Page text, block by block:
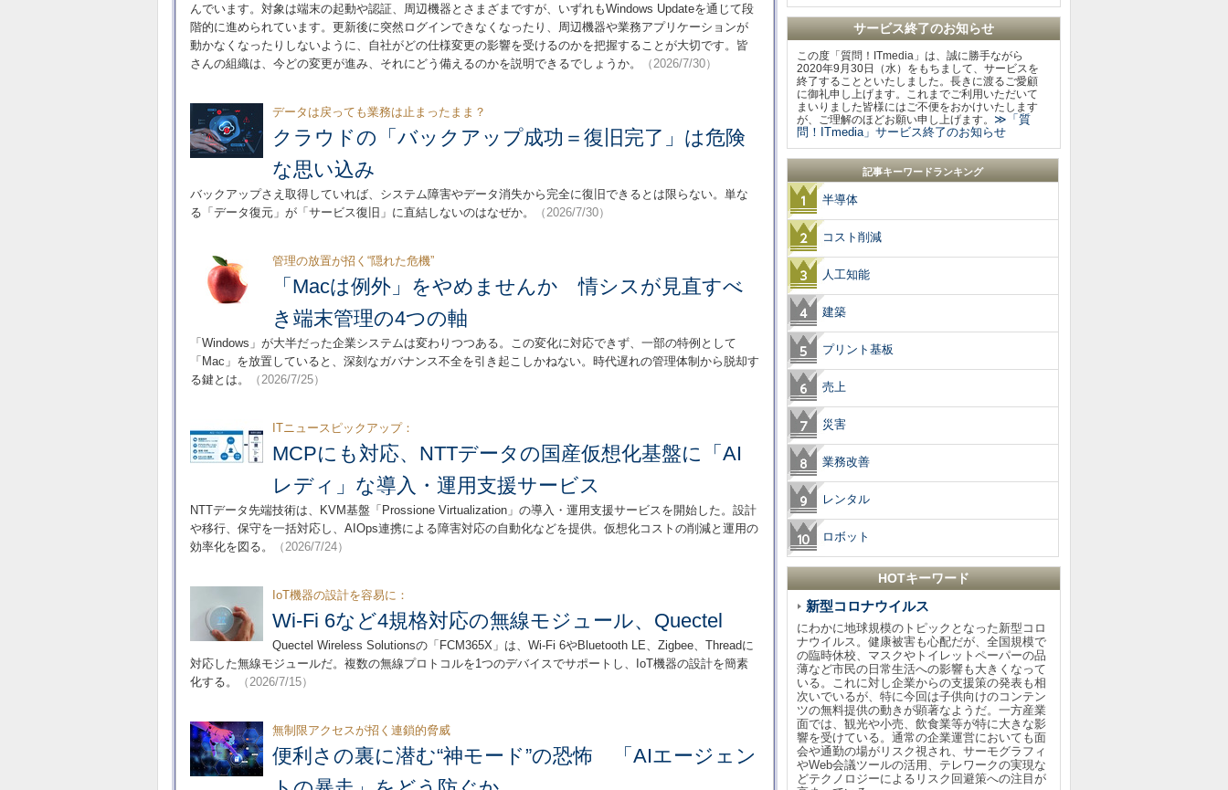
んでいます。対象は端末の起動や認証、周辺機器とさまざまですが、いずれもWindows Updateを通じて段
階的に進められています。更新後に突然ログインできなくなったり、周辺機器や業務アプリケーションが
動かなくなったりしないように、自社がどの仕様変更の影響を受けるのかを把握することが大切です。皆
さんの組織は、今どの変更が進み、それにどう備えるのかを説明できるでしょうか。
（2026/7/30）
データは戻っても業務は止まったまま？
クラウドの「バックアップ成功＝復旧完了」は危険
な思い込み
バックアップさえ取得していれば、システム障害やデータ消失から完全に復旧できるとは限らない。単な
る「データ復元」が「サービス復旧」に直結しないのはなぜか。
（2026/7/30）
管理の放置が招く“隠れた危機”
「Macは例外」をやめませんか 情シスが見直すべ
き端末管理の4つの軸
「Windows」が大半だった企業システムは変わりつつある。この変化に対応できず、一部の特例として
「Mac」を放置していると、深刻なガバナンス不全を引き起こしかねない。時代遅れの管理体制から脱却す
る鍵とは。
（2026/7/25）
ITニュースピックアップ：
MCPにも対応、NTTデータの国産仮想化基盤に「AI
レディ」な導入・運用支援サービス
NTTデータ先端技術は、KVM基盤「Prossione Virtualization」の導入・運用支援サービスを開始した。設計
や移行、保守を一括対応し、AIOps連携による障害対応の自動化などを提供。仮想化コストの削減と運用の
効率化を図る。
（2026/7/24）
IoT機器の設計を容易に：
Wi-Fi 6など4規格対応の無線モジュール、Quectel
Quectel Wireless Solutionsの「FCM365X」は、Wi-Fi 6やBluetooth LE、Zigbee、Threadに
対応した無線モジュールだ。複数の無線プロトコルを1つのデバイスでサポートし、IoT機器の設計を簡素
化する。
（2026/7/15）
無制限アクセスが招く連鎖的脅威
便利さの裏に潜む“神モード”の恐怖 「AIエージェン
サービス終了のお知らせ
この度「質問！ITmedia」は、誠に勝手ながら
2020年9月30日（水）をもちまして、サービスを
終了することといたしました。長きに渡るご愛顧
に御礼申し上げます。これまでご利用いただいて
まいりました皆様にはご不便をおかけいたします
が、ご理解のほどお願い申し上げます。 ≫「質
問！ITmedia」サービス終了のお知らせ
記事キーワードランキング
半導体
コスト削減
人工知能
建築
プリント基板
売上
災害
業務改善
レンタル
ロボット
HOTキーワード
新型コロナウイルス
にわかに地球規模のトピックとなった新型コロ
ナウイルス。健康被害も心配だが、全国規模で
の臨時休校、マスクやトイレットペーパーの品
薄など市民の日常生活への影響も大きくなって
いる。これに対し企業からの支援策の発表も相
次いでいるが、特に今回は子供向けのコンテン
ツの無料提供の動きが顕著なようだ。一方産業
面では、観光や小売、飲食業等が特に大きな影
響を受けている。通常の企業運営においても面
会や通勤の場がリスク視され、サーモグラフィ
やWeb会議ツールの活用、テレワークの実現な
どテクノロジーによるリスク回避策への注目が